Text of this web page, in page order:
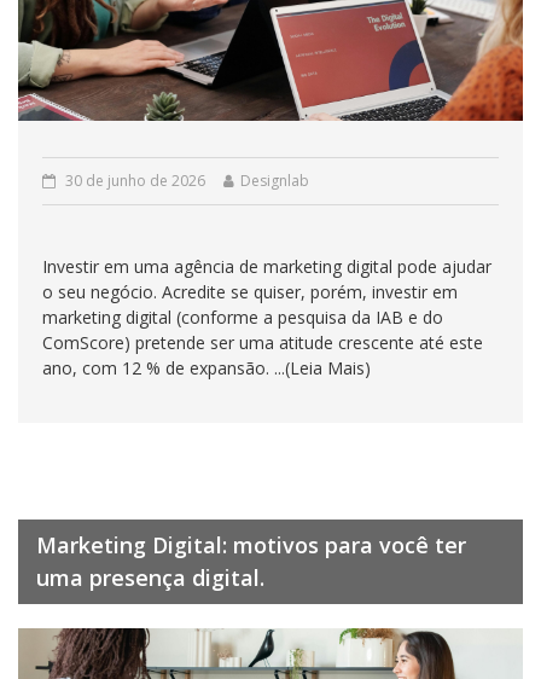
30 de junho de 2026 Designlab
Investir em uma agência de marketing digital pode ajudar
o seu negócio. Acredite se quiser, porém, investir em
marketing digital (conforme a pesquisa da IAB e do
ComScore) pretende ser uma atitude crescente até este
ano, com 12 % de expansão. ...(Leia Mais)
Marketing Digital: motivos para você ter
uma presença digital.